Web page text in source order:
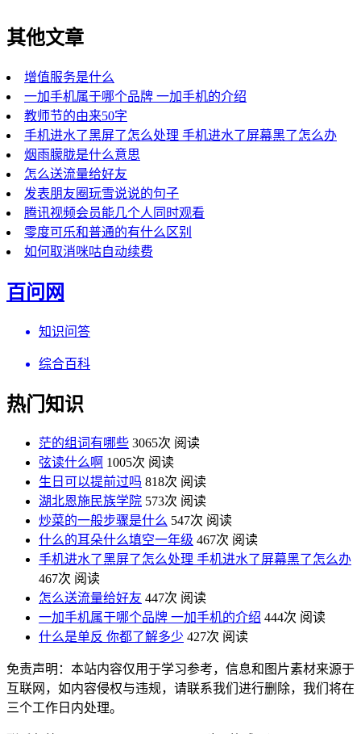
其他文章
增值服务是什么
一加手机属于哪个品牌 一加手机的介绍
教师节的由来50字
手机进水了黑屏了怎么处理 手机进水了屏幕黑了怎么办
烟雨朦胧是什么意思
怎么送流量给好友
发表朋友圈玩雪说说的句子
腾讯视频会员能几个人同时观看
零度可乐和普通的有什么区别
如何取消咪咕自动续费
百问网
知识问答
综合百科
热门知识
茫的组词有哪些 3065次 阅读
弦读什么啊 1005次 阅读
生日可以提前过吗 818次 阅读
湖北恩施民族学院 573次 阅读
炒菜的一般步骤是什么 547次 阅读
什么的耳朵什么填空一年级 467次 阅读
手机进水了黑屏了怎么处理 手机进水了屏幕黑了怎么办
467次 阅读
怎么送流量给好友 447次 阅读
一加手机属于哪个品牌 一加手机的介绍 444次 阅读
什么是单反 你都了解多少 427次 阅读
免责声明：本站内容仅用于学习参考，信息和图片素材来源于
互联网，如内容侵权与违规，请联系我们进行删除，我们将在
三个工作日内处理。